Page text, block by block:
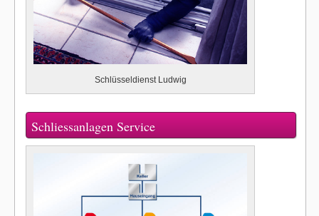
Schlüsseldienst Ludwig
Schliessanlagen Service